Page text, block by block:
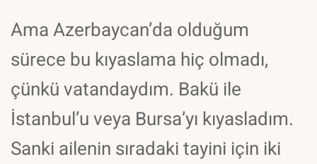
Ama Azerbaycan’da olduğum
sürece bu kıyaslama hiç olmadı,
çünkü vatandaydım. Bakü ile
İstanbul’u veya Bursa’yı kıyasladım.
Sanki ailenin sıradaki tayini için iki